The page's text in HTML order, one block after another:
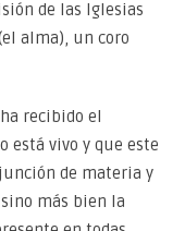
de las Iglesias
alma), un coro
recibido el
está vivo y que este
de materia y
más bien la